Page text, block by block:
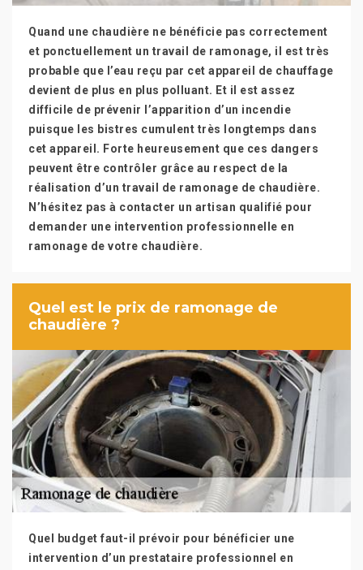
Quand une chaudière ne bénéficie pas correctement
et ponctuellement un travail de ramonage, il est très
probable que l’eau reçu par cet appareil de chauffage
devient de plus en plus polluant. Et il est assez
difficile de prévenir l’apparition d’un incendie
puisque les bistres cumulent très longtemps dans
cet appareil. Forte heureusement que ces dangers
peuvent être contrôler grâce au respect de la
réalisation d’un travail de ramonage de chaudière.
N’hésitez pas à contacter un artisan qualifié pour
demander une intervention professionnelle en
ramonage de votre chaudière.
Quel est le prix de ramonage de
chaudière ?
Quel budget faut-il prévoir pour bénéficier une
intervention d’un prestataire professionnel en